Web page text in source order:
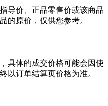
导价、正品零售价或该商品
的原价，仅供您参考。
具体的成交价格可能会因使
以订单结算页价格为准。